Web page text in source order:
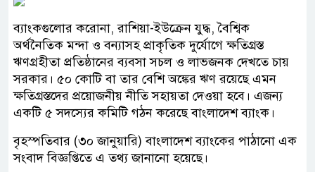
ব্যাংকগুলোর করোনা, রাশিয়া-ইউক্রেন যুদ্ধ, বৈশ্বিক
অর্থনৈতিক মন্দা ও বন্যাসহ প্রাকৃতিক দুর্যোগে ক্ষতিগ্রস্ত
ঋণগ্রহীতা প্রতিষ্ঠানের ব্যবসা সচল ও লাভজনক দেখতে চায়
সরকার। ৫০ কোটি বা তার বেশি অঙ্কের ঋণ রয়েছে এমন
ক্ষতিগ্রস্তদের প্রয়োজনীয় নীতি সহায়তা দেওয়া হবে। এজন্য
একটি ৫ সদস্যের কমিটি গঠন করেছে বাংলাদেশ ব্যাংক।
বৃহস্পতিবার (৩০ জানুয়ারি) বাংলাদেশ ব্যাংকের পাঠানো এক
সংবাদ বিজ্ঞপ্তিতে এ তথ্য জানানো হয়েছে।